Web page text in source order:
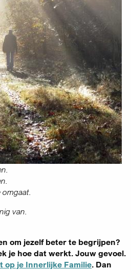
omgaat.
van.
om jezelf beter te begrijpen?
je hoe dat werkt. Jouw gevoel.
op je Innerlijke Familie. Dan